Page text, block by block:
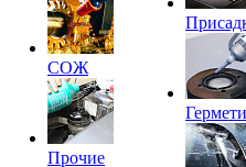
СОЖ
Прочие